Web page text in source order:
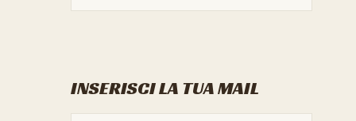
INSERISCI LA TUA MAIL